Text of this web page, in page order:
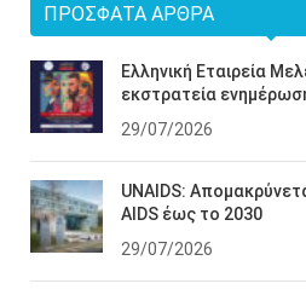
ΠΡΌΣΦΑΤΑ ΆΡΘΡΑ
Ελληνική Εταιρεία
εκστρατεία
29/07/2026
UNAIDS:
AIDS έως το 2030
29/07/2026